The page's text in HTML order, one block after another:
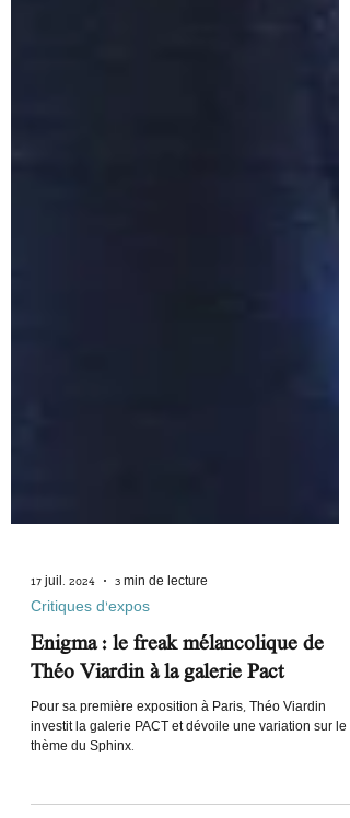
17 juil. 2024 3 min de lecture
Critiques d'expos
Enigma : le freak mélancolique de
Théo Viardin à la galerie Pact
thème du Sphinx.